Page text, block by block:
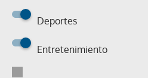
Deportes
Entretenimiento